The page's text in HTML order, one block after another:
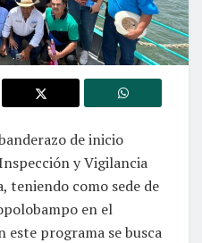
de inicio
y Vigilancia
teniendo como sede de
en el
este programa se busca